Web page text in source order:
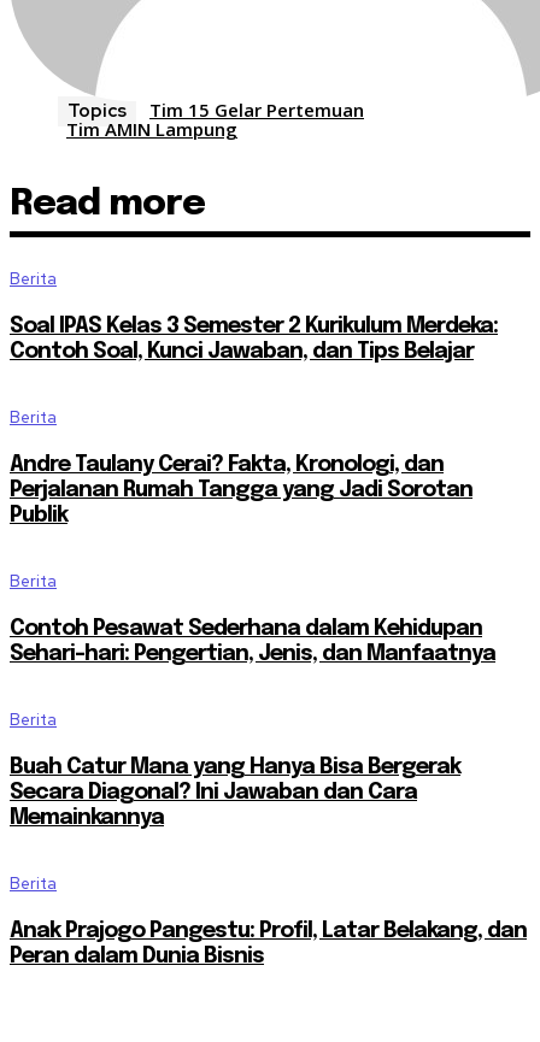
Topics
Tim 15 Gelar Pertemuan
Tim AMIN Lampung
Read more
Berita
Soal IPAS Kelas 3 Semester 2 Kurikulum Merdeka:
Contoh Soal, Kunci Jawaban, dan Tips Belajar
Berita
Andre Taulany Cerai? Fakta, Kronologi, dan
Perjalanan Rumah Tangga yang Jadi Sorotan
Publik
Berita
Contoh Pesawat Sederhana dalam Kehidupan
Sehari-hari: Pengertian, Jenis, dan Manfaatnya
Berita
Buah Catur Mana yang Hanya Bisa Bergerak
Secara Diagonal? Ini Jawaban dan Cara
Memainkannya
Berita
Anak Prajogo Pangestu: Profil, Latar Belakang, dan
Peran dalam Dunia Bisnis